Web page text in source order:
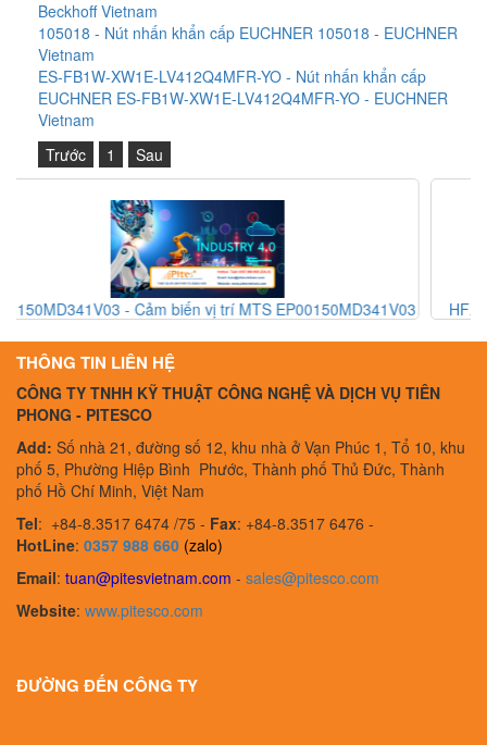
Beckhoff Vietnam
105018 - Nút nhấn khẩn cấp EUCHNER 105018 - EUCHNER
Vietnam
ES-FB1W-XW1E-LV412Q4MFR-YO - Nút nhấn khẩn cấp
EUCHNER ES-FB1W-XW1E-LV412Q4MFR-YO - EUCHNER
Vietnam
Trước
1 Sau
HFXE 236 E1003 230V - Công tắc an toàn Barel
THÔNG TIN LIÊN HỆ
CÔNG TY TNHH KỸ THUẬT CÔNG NGHỆ VÀ DỊCH VỤ TIÊN
PHONG - PITESCO
Add: Số nhà 21, đường số 12, khu nhà ở Vạn Phúc 1, Tổ 10, khu
phố 5, Phường Hiệp Bình Phước, Thành phố Thủ Đức, Thành
phố Hồ Chí Minh, Việt Nam
Tel: +84-8.3517 6474 /75 - Fax: +84-8.3517 6476 -
HotLine: 0357 988 660 (zalo)
Email: tuan@pitesvietnam.com - sales@pitesco.com
Website: www.pitesco.com
ĐƯỜNG ĐẾN CÔNG TY